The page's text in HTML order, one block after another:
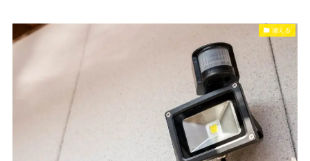
備える